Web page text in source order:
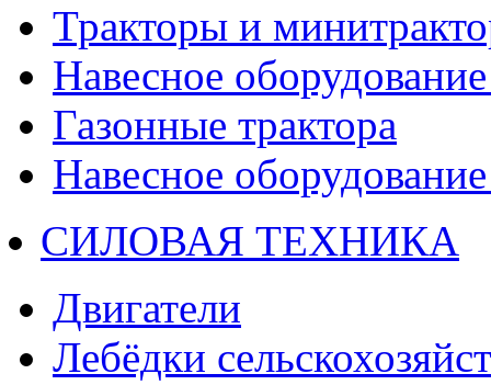
Тракторы и
Навесное
Газонные трактора
Навесное
СИЛОВАЯ ТЕХНИКА
Двигатели
Лебёдки